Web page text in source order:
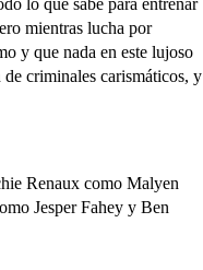
lo que sabe para entrenar
mientras lucha por
y que nada en este lujoso
criminales carismáticos, y
Renaux como Malyen
Jesper Fahey y Ben